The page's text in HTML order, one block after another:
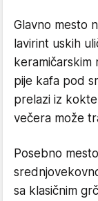
Glavno mesto
lavirint uskih
keramičarskim
pije kafa pod
prelazi iz
večera može
Posebno
sa klasičnim